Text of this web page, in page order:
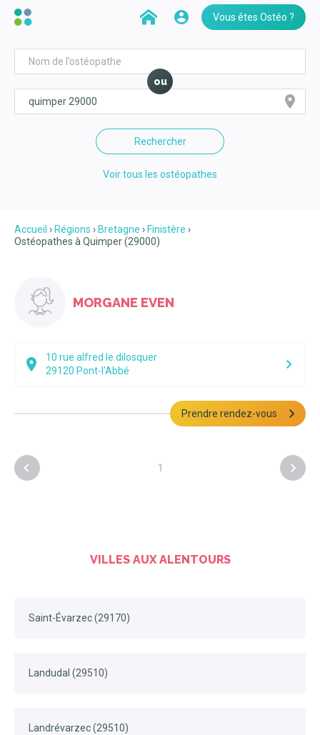
Vous êtes Ostéo ?
ou
Rechercher
Voir tous les ostéopathes
Accueil Régions Bretagne
Finistère
Ostéopathes à Quimper (29000)
MORGANE EVEN
10 rue alfred le dilosquer
29120 Pont-l'Abbé
Prendre rendez-vous
1
VILLES AUX ALENTOURS
Saint-Évarzec (29170)
Landudal (29510)
Landrévarzec (29510)